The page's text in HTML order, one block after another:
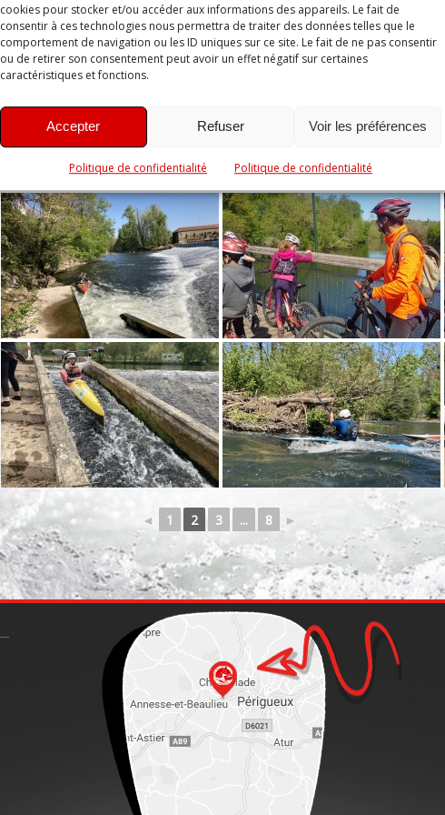
cookies pour stocker et/ou accéder aux informations des appareils. Le fait de
consentir à ces technologies nous permettra de traiter des données telles que le
comportement de navigation ou les ID uniques sur ce site. Le fait de ne pas consentir
ou de retirer son consentement peut avoir un effet négatif sur certaines
caractéristiques et fonctions.
Accepter Refuser Voir les préférences
Politique de confidentialité Politique de confidentialité
◄ 1 2 3 ... 8 ►